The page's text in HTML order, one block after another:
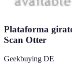
Plataforma
Scan Otter
Geekbuying DE